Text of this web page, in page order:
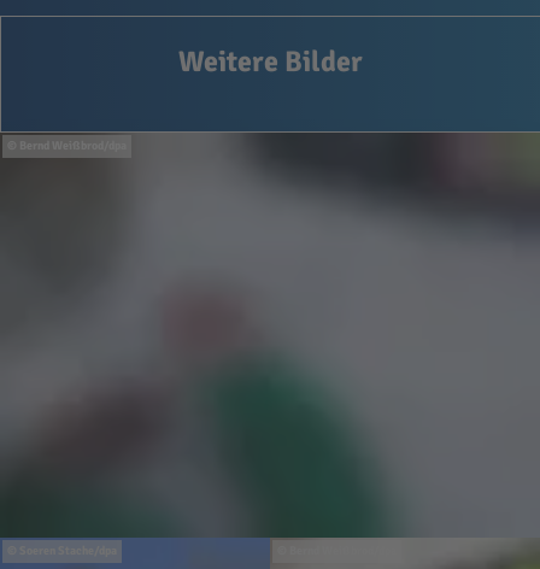
Weitere Bilder